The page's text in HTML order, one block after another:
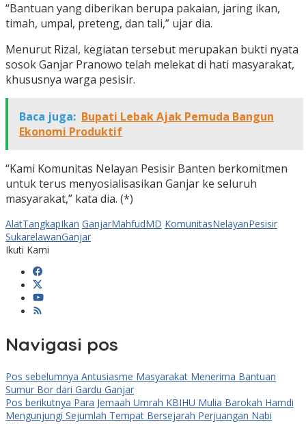
“Bantuan yang diberikan berupa pakaian, jaring ikan,
timah, umpal, preteng, dan tali,” ujar dia.
Menurut Rizal, kegiatan tersebut merupakan bukti nyata
sosok Ganjar Pranowo telah melekat di hati masyarakat,
khususnya warga pesisir.
Baca juga: Bupati Lebak Ajak Pemuda Bangun
Ekonomi Produktif
“Kami Komunitas Nelayan Pesisir Banten berkomitmen
untuk terus menyosialisasikan Ganjar ke seluruh
masyarakat,” kata dia. (*)
AlatTangkapIkan GanjarMahfudMD KomunitasNelayanPesisir
SukarelawanGanjar
Ikuti Kami
Navigasi pos
Pos sebelumnya Antusiasme Masyarakat Menerima Bantuan
Sumur Bor dari Gardu Ganjar
Pos berikutnya Para Jemaah Umrah KBIHU Mulia Barokah Hamdi
Mengunjungi Sejumlah Tempat Bersejarah Perjuangan Nabi